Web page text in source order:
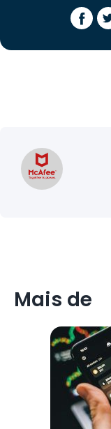
Mais de